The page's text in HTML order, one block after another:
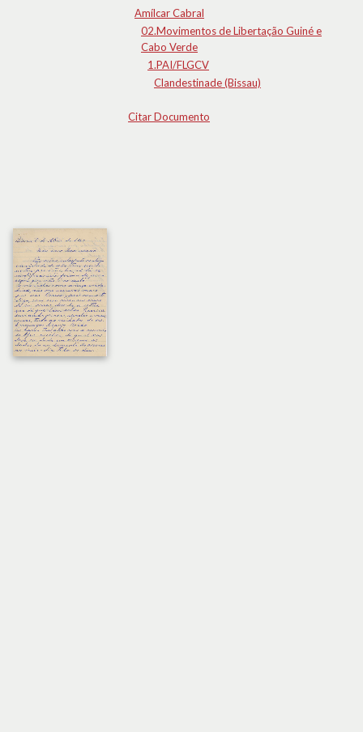
Amílcar Cabral
02.Movimentos de Libertação Guiné e
Cabo Verde
1.PAI/FLGCV
Clandestinade (Bissau)
Citar Documento